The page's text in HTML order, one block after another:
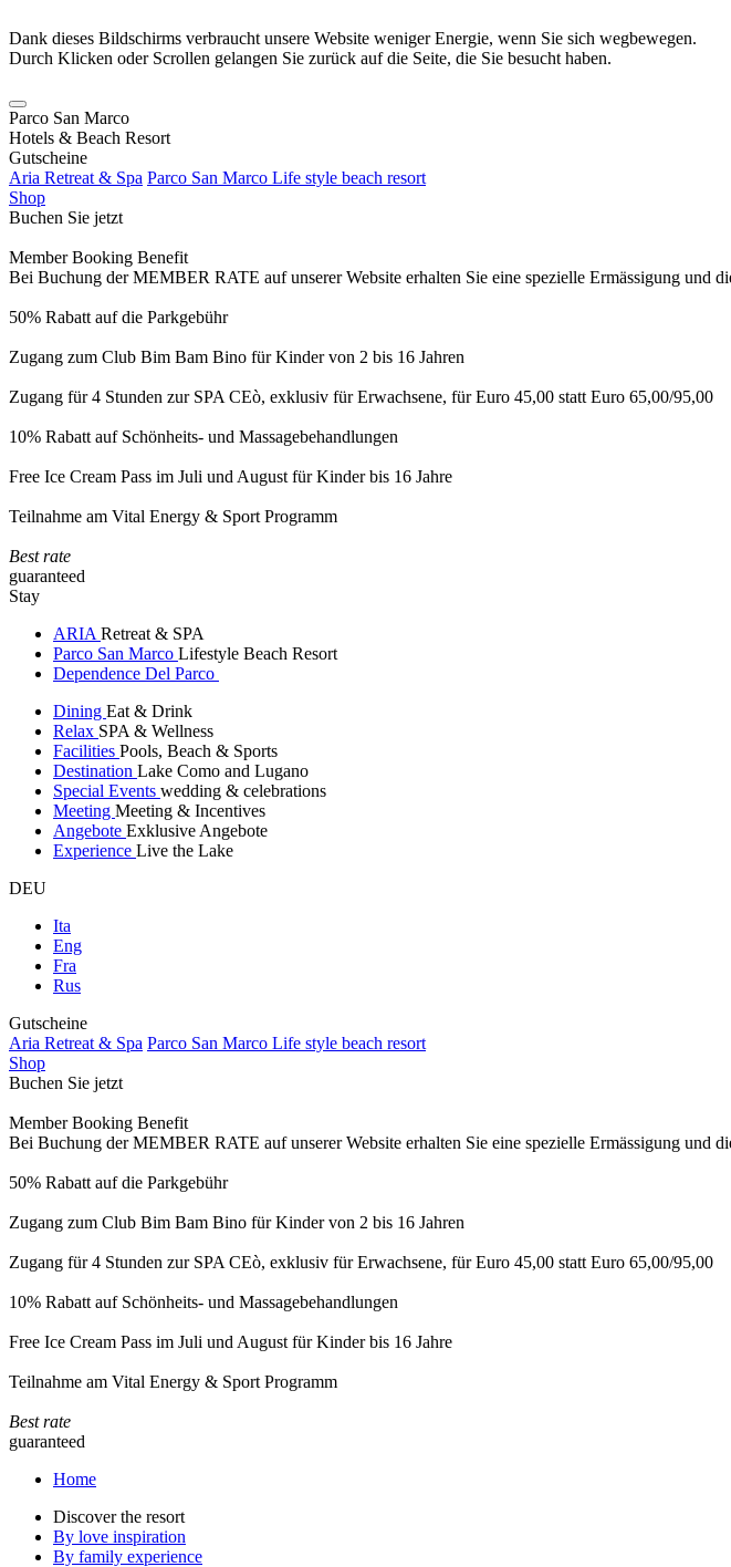
Dank dieses Bildschirms verbraucht unsere Website weniger Energie, wenn Sie sich wegbewegen.
Durch Klicken oder Scrollen gelangen Sie zurück auf die Seite, die Sie besucht haben.
Parco San Marco
Hotels & Beach Resort
Gutscheine
Aria Retreat & Spa Parco San Marco Life style beach resort
Shop
Buchen Sie jetzt
Member Booking Benefit
Bei Buchung der MEMBER RATE auf unserer Website erhalten Sie eine spezielle Ermässigung und
50% Rabatt auf die Parkgebühr
Zugang zum Club Bim Bam Bino für Kinder von 2 bis 16 Jahren
Zugang für 4 Stunden zur SPA CEò, exklusiv für Erwachsene, für Euro 45,00 statt Euro 65,00/95,00
10% Rabatt auf Schönheits- und Massagebehandlungen
Free Ice Cream Pass im Juli und August für Kinder bis 16 Jahre
Teilnahme am Vital Energy & Sport Programm
Best rate
guaranteed
Stay
ARIA Retreat & SPA
Parco San Marco Lifestyle Beach Resort
Dependence Del Parco
Dining Eat & Drink
Relax SPA & Wellness
Facilities Pools, Beach & Sports
Destination Lake Como and Lugano
Special Events wedding & celebrations
Meeting Meeting & Incentives
Angebote Exklusive Angebote
Experience Live the Lake
DEU
Ita
Eng
Fra
Rus
Gutscheine
Aria Retreat & Spa Parco San Marco Life style beach resort
Shop
Buchen Sie jetzt
Member Booking Benefit
Bei Buchung der MEMBER RATE auf unserer Website erhalten Sie eine spezielle Ermässigung und
50% Rabatt auf die Parkgebühr
Zugang zum Club Bim Bam Bino für Kinder von 2 bis 16 Jahren
Zugang für 4 Stunden zur SPA CEò, exklusiv für Erwachsene, für Euro 45,00 statt Euro 65,00/95,00
10% Rabatt auf Schönheits- und Massagebehandlungen
Free Ice Cream Pass im Juli und August für Kinder bis 16 Jahre
Teilnahme am Vital Energy & Sport Programm
Best rate
guaranteed
Home
Discover the resort
By love inspiration
By family experience